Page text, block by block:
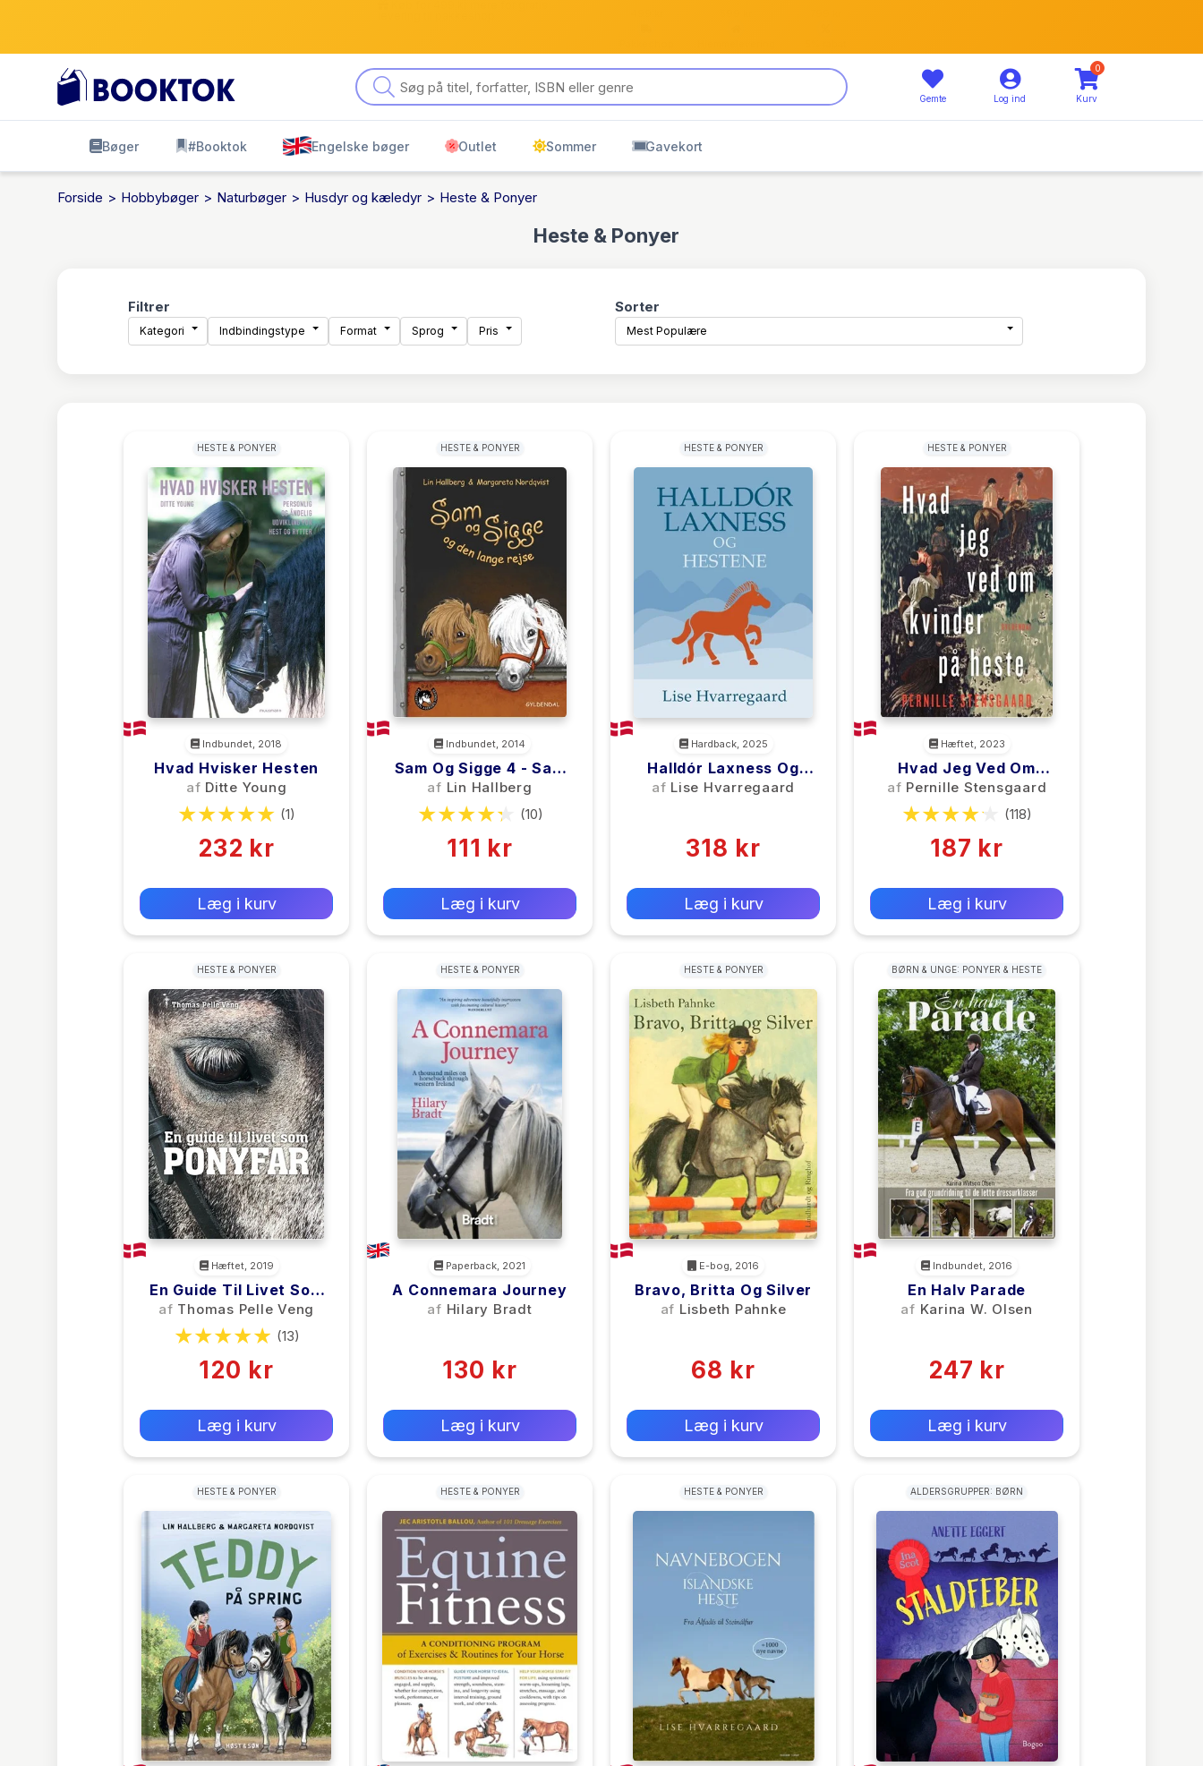
Gemte Log ind
0
Kurv
Bøger #Booktok Engelske bøger Outlet Sommer Gavekort
Forside Hobbybøger Naturbøger Husdyr og kæledyr Heste & Ponyer
Heste & Ponyer
Filtrer
Kategori Indbindingstype Format Sprog Pris
Sorter
Mest Populære
HESTE & PONYER
Indbundet, 2018
Hvad Hvisker Hesten
af Ditte Young
(1)
232 kr
Læg i kurv
HESTE & PONYER
Indbundet, 2014
Sam Og Sigge 4 - Sam
Og Sigge Og Den Lange
Rejse
af Lin Hallberg
(10)
111 kr
Læg i kurv
HESTE & PONYER
Hardback, 2025
Halldór Laxness Og
Hestene
af Lise Hvarregaard
318 kr
Læg i kurv
HESTE & PONYER
Hæftet, 2023
Hvad Jeg Ved Om
Kvinder På Heste
af Pernille Stensgaard
(118)
187 kr
Læg i kurv
HESTE & PONYER
Hæftet, 2019
En Guide Til Livet Som
PONYFAR
af Thomas Pelle Veng
(13)
120 kr
Læg i kurv
HESTE & PONYER
Paperback, 2021
A Connemara Journey
af Hilary Bradt
130 kr
Læg i kurv
HESTE & PONYER
E-bog, 2016
Bravo, Britta Og Silver
af Lisbeth Pahnke
68 kr
Læg i kurv
BØRN & UNGE: PONYER & HESTE
Indbundet, 2016
En Halv Parade
af Karina W. Olsen
247 kr
Læg i kurv
HESTE & PONYER HESTE & PONYER HESTE & PONYER ALDERSGRUPPER: BØRN